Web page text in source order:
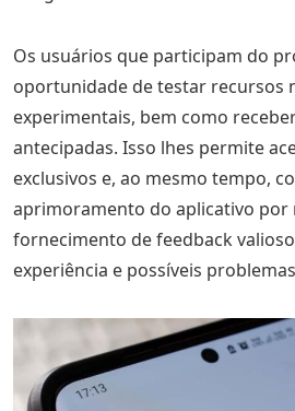
Os usuários que participam do
oportunidade de testar recursos
experimentais, bem como
antecipadas. Isso lhes permite
exclusivos e, ao mesmo tempo,
aprimoramento do aplicativo por
fornecimento de feedback
experiência e possíveis